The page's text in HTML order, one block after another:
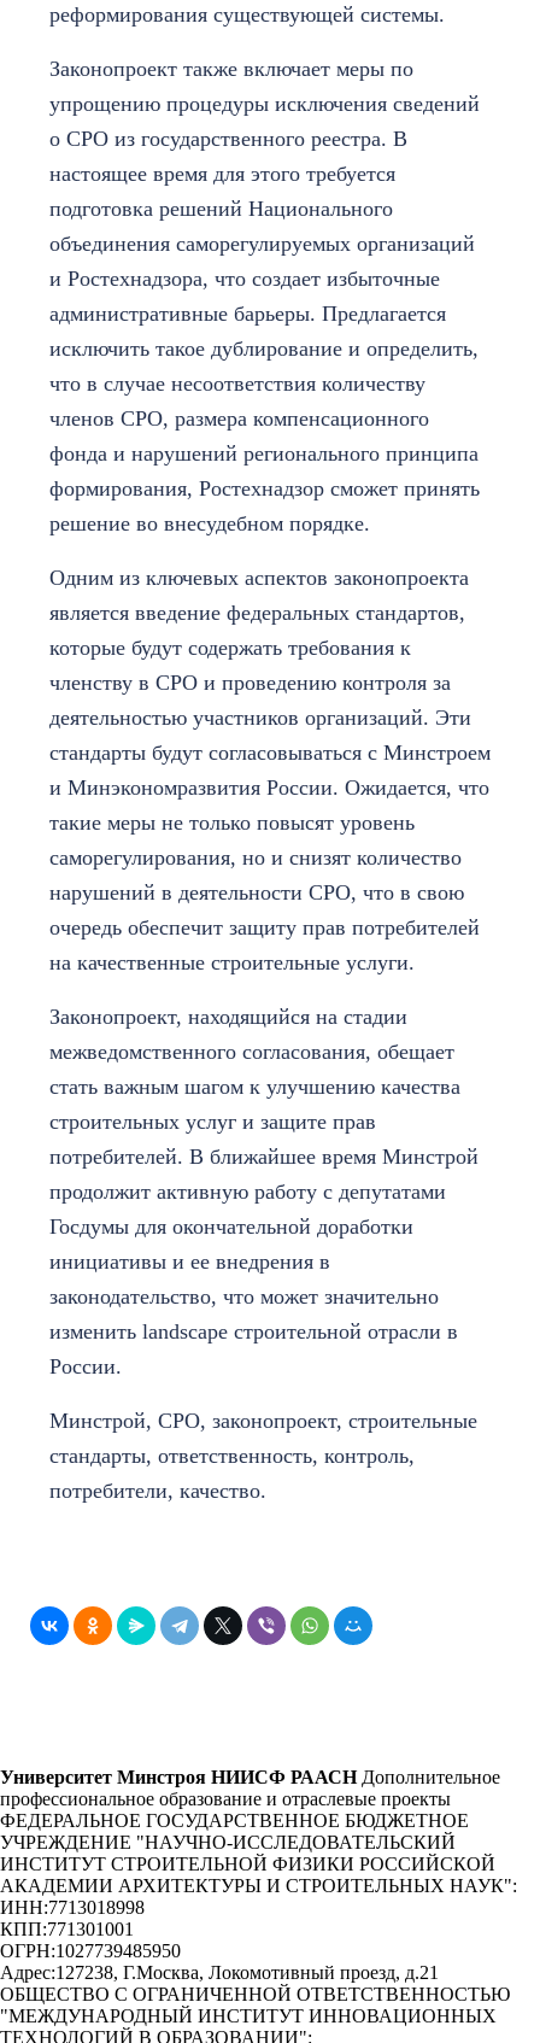
реформирования существующей системы.
Законопроект также включает меры по
упрощению процедуры исключения сведений
о СРО из государственного реестра. В
настоящее время для этого требуется
подготовка решений Национального
объединения саморегулируемых организаций
и Ростехнадзора, что создает избыточные
административные барьеры. Предлагается
исключить такое дублирование и определить,
что в случае несоответствия количеству
членов СРО, размера компенсационного
фонда и нарушений регионального принципа
формирования, Ростехнадзор сможет принять
решение во внесудебном порядке.
Одним из ключевых аспектов законопроекта
является введение федеральных стандартов,
которые будут содержать требования к
членству в СРО и проведению контроля за
деятельностью участников организаций. Эти
стандарты будут согласовываться с Минстроем
и Минэкономразвития России. Ожидается, что
такие меры не только повысят уровень
саморегулирования, но и снизят количество
нарушений в деятельности СРО, что в свою
очередь обеспечит защиту прав потребителей
на качественные строительные услуги.
Законопроект, находящийся на стадии
межведомственного согласования, обещает
стать важным шагом к улучшению качества
строительных услуг и защите прав
потребителей. В ближайшее время Минстрой
продолжит активную работу с депутатами
Госдумы для окончательной доработки
инициативы и ее внедрения в
законодательство, что может значительно
изменить landscape строительной отрасли в
России.
Минстрой, СРО, законопроект, строительные
стандарты, ответственность, контроль,
потребители, качество.
Университет Минстроя НИИСФ РААСН Дополнительное
профессиональное образование и отраслевые проекты
ФЕДЕРАЛЬНОЕ ГОСУДАРСТВЕННОЕ БЮДЖЕТНОЕ
УЧРЕЖДЕНИЕ "НАУЧНО-ИССЛЕДОВАТЕЛЬСКИЙ
ИНСТИТУТ СТРОИТЕЛЬНОЙ ФИЗИКИ РОССИЙСКОЙ
АКАДЕМИИ АРХИТЕКТУРЫ И СТРОИТЕЛЬНЫХ НАУК":
ИНН:7713018998
КПП:771301001
ОГРН:1027739485950
Адрес:127238, Г.Москва, Локомотивный проезд, д.21
ОБЩЕСТВО С ОГРАНИЧЕННОЙ ОТВЕТСТВЕННОСТЬЮ
"МЕЖДУНАРОДНЫЙ ИНСТИТУТ ИННОВАЦИОННЫХ
ТЕХНОЛОГИЙ В ОБРАЗОВАНИИ":